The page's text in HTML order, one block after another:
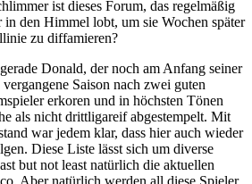
ist dieses Forum, das regelmäßig
in den Himmel lobt, um sie Wochen später
zu diffamieren?
Donald, der noch am Anfang seiner
Saison nach zwei guten
erkoren und in höchsten Tönen
als nicht drittligareif abgestempelt. Mit
war jedem klar, dass hier auch wieder
Diese Liste lässt sich um diverse
but not least natürlich die aktuellen
Aber natürlich werden all diese Spieler